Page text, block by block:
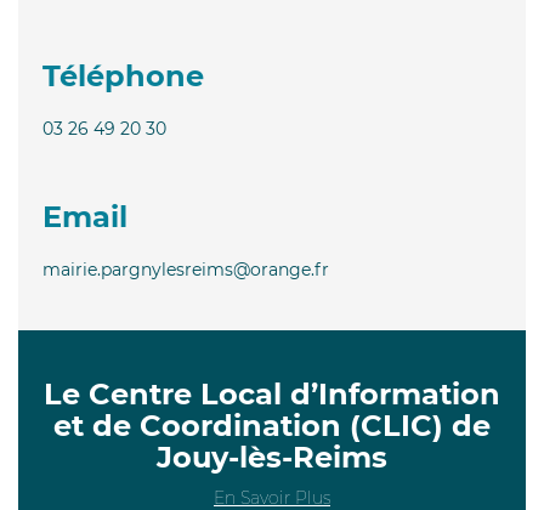
Téléphone
03 26 49 20 30
Email
mairie.pargnylesreims@orange.fr
Le Centre Local d’Information
et de Coordination (CLIC) de
Jouy-lès-Reims
En Savoir Plus